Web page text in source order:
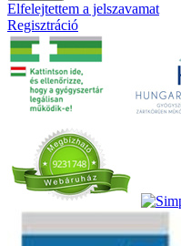
Elfelejtettem a jelszavamat
Regisztráció